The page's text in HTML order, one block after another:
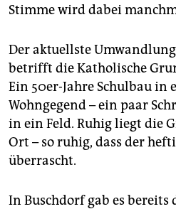
Stimme wird dabei
Der aktuellste
betrifft die Katholische
Ein 50er-Jahre Schulbau
Wohngegend – ein paar
in ein Feld. Ruhig liegt die
Ort – so ruhig, dass der
überrascht.
In Buschdorf gab es bereits